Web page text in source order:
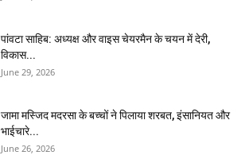
पांवटा साहिब: अध्यक्ष और वाइस चेयरमैन के चयन में देरी,
विकास...
June 29, 2026
जामा मस्जिद मदरसा के बच्चों ने पिलाया शरबत, इंसानियत और
भाईचारे...
June 26, 2026